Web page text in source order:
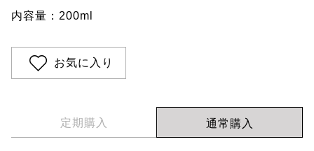
内容量：200ml
お気に入り
定期購入 通常購入